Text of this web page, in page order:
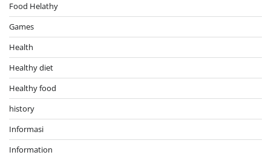
Food Helathy
Games
Health
Healthy diet
Healthy food
history
Informasi
Information